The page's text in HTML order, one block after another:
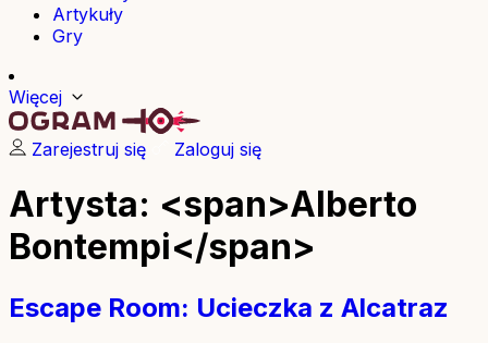
Artykuły
Gry
Więcej
Zarejestruj się Zaloguj się
Artysta: <span>Alberto
Bontempi</span>
Escape Room: Ucieczka z Alcatraz